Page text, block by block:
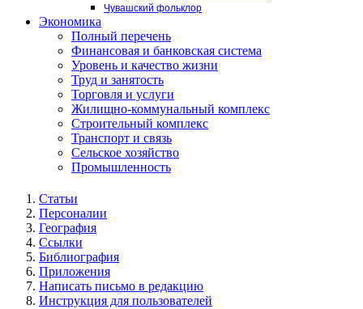
Чувашский фольклор
Экономика
Полный перечень
Финансовая и банковская система
Уровень и качество жизни
Труд и занятость
Торговля и услуги
Жилищно-коммунальный комплекс
Строительный комплекс
Транспорт и связь
Сельское хозяйство
Промышленность
Статьи
Персоналии
География
Ссылки
Библиография
Приложения
Написать письмо в редакцию
Инструкция для пользователей